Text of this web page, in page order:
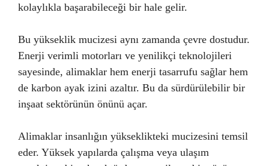
kolaylıkla başarabileceği bir hale gelir.
Bu yükseklik mucizesi aynı zamanda çevre dostudur.
Enerji verimli motorları ve yenilikçi teknolojileri
sayesinde, alimaklar hem enerji tasarrufu sağlar hem
de karbon ayak izini azaltır. Bu da sürdürülebilir bir
inşaat sektörünün önünü açar.
Alimaklar insanlığın yükseklikteki mucizesini temsil
eder. Yüksek yapılarda çalışma veya ulaşım